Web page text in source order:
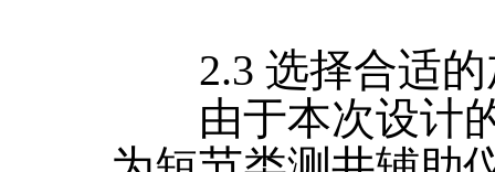
2.3 选择合适的
由于本次设计的